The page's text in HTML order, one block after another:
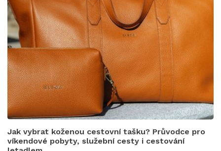
Jak vybrat koženou cestovní tašku? Průvodce pro
víkendové pobyty, služební cesty i cestování